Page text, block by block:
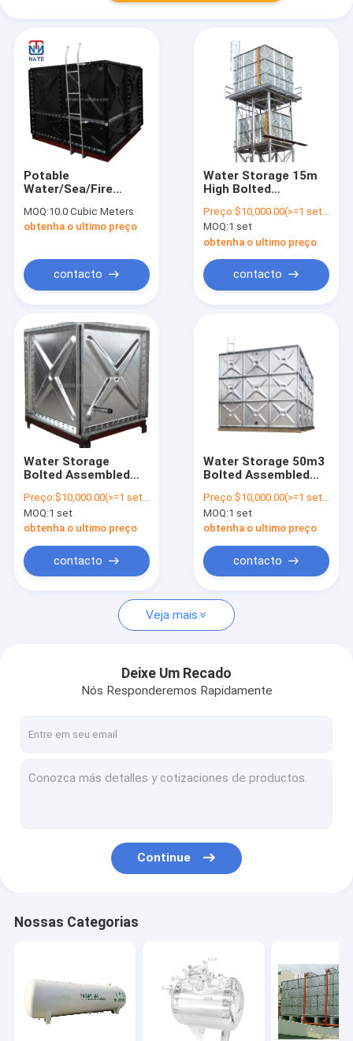
Tanque de aço carbono
Tanque de aço aparafusado
Tanque de aço galvanizado
Tanque de aço prensado
Tanque de aço químico
Potable
Water/Sea/Fire
Water 74000 Liter
Bolted Type
Water Storage Tank
MOQ:10.0 Cubic Meters
obtenha o ultimo preço
contacto
Water Storage 15m
High Bolted
Steel Tower
Galvanized Panel
Steel Water Tank
Preço:$10,000.00(>=1 sets)
MOQ:1 set
obtenha o ultimo preço
contacto
Water Storage
Bolted Assembled
Meter 1000 Liter
Galvanized Steel
Water Tank
Preço:$10,000.00(>=1 sets)
MOQ:1 set
obtenha o ultimo preço
contacto
Water Storage 50m3
Bolted Assembled
Sectional Galvanized
Steel Water Tank
Preço:$10,000.00(>=1 sets)
MOQ:1 set
obtenha o ultimo preço
contacto
Veja mais
Deixe Um Recado
Nós Responderemos Rapidamente
Continue
Nossas Categorias